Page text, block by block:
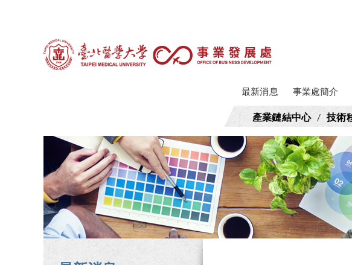
最新消息 事業處簡介
產業鏈結中心 / 技術